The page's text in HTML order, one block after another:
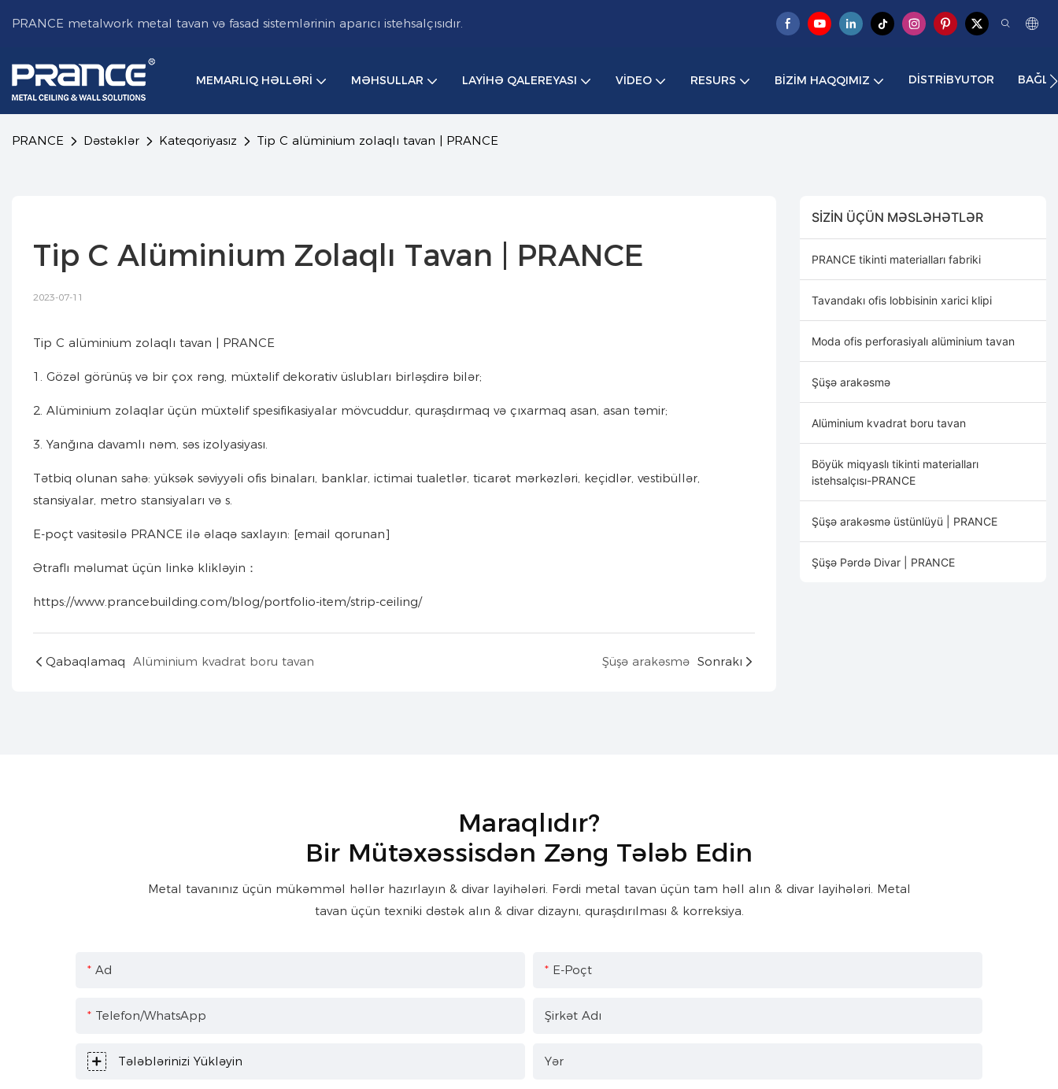
PRANCE metalwork metal tavan və fasad sistemlərinin aparıcı istehsalçısıdır.
MEMARLIQ HƏLLƏRI MƏHSULLAR LAYIHƏ QALEREYASI VIDEO RESURS BIZIM HAQQIMIZ DISTRIBYUTOR
PRANCE Dəstəklər Kateqoriyasız Tip C alüminium zolaqlı tavan | PRANCE
Tip C Alüminium Zolaqlı Tavan | PRANCE
2023-07-11
Tip C alüminium zolaqlı tavan | PRANCE
1. Gözəl görünüş və bir çox rəng, müxtəlif dekorativ üslubları birləşdirə bilər;
2. Alüminium zolaqlar üçün müxtəlif spesifikasiyalar mövcuddur, quraşdırmaq və çıxarmaq asan, asan təmir;
3. Yanğına davamlı nəm, səs izolyasiyası.
Tətbiq olunan sahə: yüksək səviyyəli ofis binaları, banklar, ictimai tualetlər, ticarət mərkəzləri, keçidlər, vestibüllər,
stansiyalar, metro stansiyaları və s.
E-poçt vasitəsilə PRANCE ilə əlaqə saxlayın: [email qorunan]
Ətraflı məlumat üçün linkə klikləyin：
https://www.prancebuilding.com/blog/portfolio-item/strip-ceiling/
Qabaqlamaq Alüminium kvadrat boru tavan Şüşə arakəsmə Sonrakı
SIZIN ÜÇÜN MƏSLƏHƏTLƏR
PRANCE tikinti materialları fabriki
Tavandakı ofis lobbisinin xarici klipi
Moda ofis perforasiyalı alüminium tavan
Şüşə arakəsmə
Alüminium kvadrat boru tavan
Böyük miqyaslı tikinti materialları
istehsalçısı-PRANCE
Şüşə arakəsmə üstünlüyü | PRANCE
Şüşə Pərdə Divar | PRANCE
Maraqlıdır?
Bir Mütəxəssisdən Zəng Tələb Edin
Metal tavanınız üçün mükəmməl həllər hazırlayın & divar layihələri. Fərdi metal tavan üçün tam həll alın & divar layihələri. Metal
tavan üçün texniki dəstək alın & divar dizaynı, quraşdırılması & korreksiya.
Ad E-Poçt
Telefon/WhatsApp Şirkət Adı
Tələblərinizi Yükləyin Yər